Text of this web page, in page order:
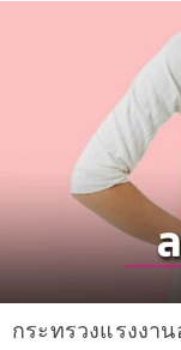
กระทรวงแรงงา